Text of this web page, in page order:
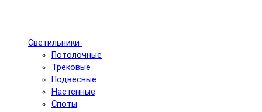
Светильники
Потолочные
Трековые
Подвесные
Настенные
Споты